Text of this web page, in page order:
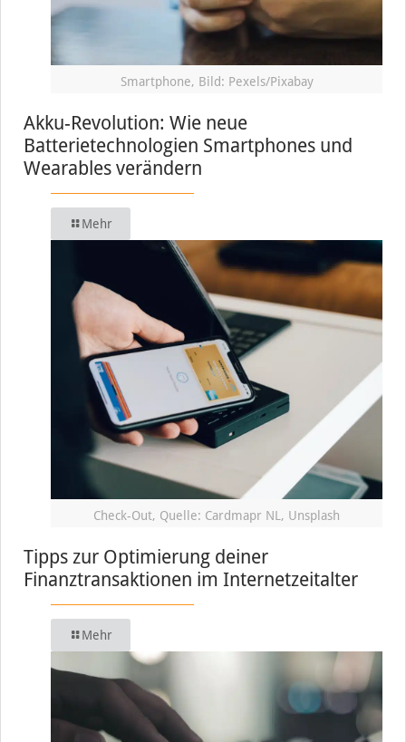
Smartphone, Bild: Pexels/Pixabay
Akku-Revolution: Wie neue
Batterietechnologien Smartphones und
Wearables verändern
Mehr
Check-Out, Quelle: Cardmapr NL, Unsplash
Tipps zur Optimierung deiner
Finanztransaktionen im Internetzeitalter
Mehr